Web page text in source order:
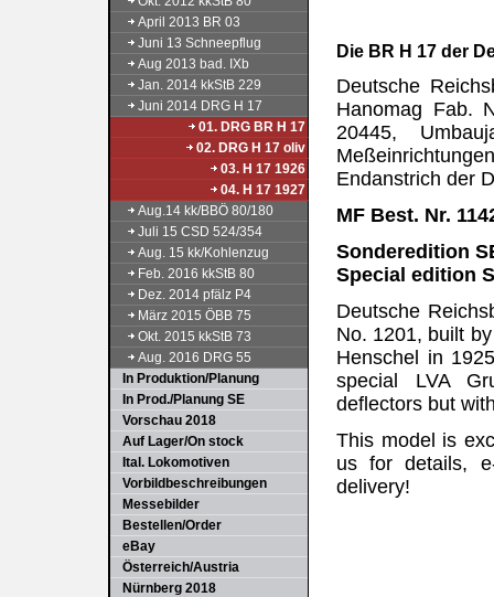
April 2013 BR 03
Juni 13 Schneepflug
Aug 2013 bad. IXb
Jan. 2014 kkStB 229
Juni 2014 DRG H 17
01. DRG BR H 17
02. DRG H 17 oliv
03. H 17 1926
04. H 17 1927
Aug.14 kk/BBÖ 80/180
Juli 15 CSD 524/354
Aug. 15 kk/Kohlenzug
Feb. 2016 kkStB 80
Dez. 2014 pfälz P4
März 2015 ÖBB 75
Okt. 2015 kkStB 73
Aug. 2016 DRG 55
In Produktion/Planung
In Prod./Planung SE
Vorschau 2018
Auf Lager/On stock
Ital. Lokomotiven
Vorbildbeschreibungen
Messebilder
Bestellen/Order
eBay
Österreich/Austria
Nürnberg 2018
Die BR H 17 der
Deutsche
Hanomag Fab.
20445,
Endanstrich der
MF Best. Nr.
Sonderedition
Special edition
Deutsche
No. 1201, built
Henschel in
special LVA
deflectors but
This model is
us for details,
delivery!